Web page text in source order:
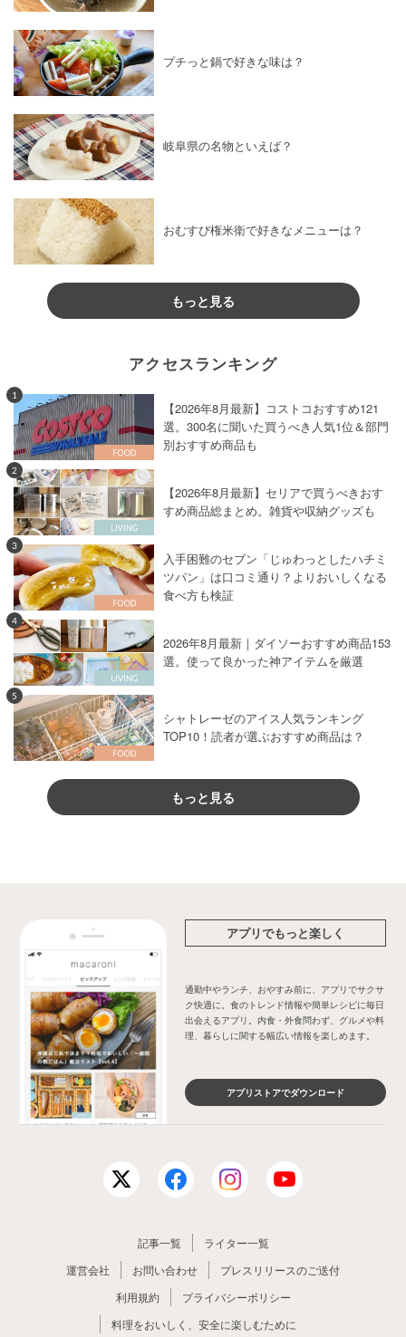
プチっと鍋で好きな味は？
岐阜県の名物といえば？
おむすび権米衛で好きなメニューは？
もっと見る
アクセスランキング
1
【2026年8月最新】コストコおすすめ121
選。300名に聞いた買うべき人気1位＆部門
別おすすめ商品も
2
【2026年8月最新】セリアで買うべきおす
すめ商品総まとめ。雑貨や収納グッズも
3
入手困難のセブン「じゅわっとしたハチミ
ツパン」は口コミ通り？よりおいしくなる
食べ方も検証
4
2026年8月最新｜ダイソーおすすめ商品153
選。使って良かった神アイテムを厳選
5
シャトレーゼのアイス人気ランキング
TOP10！読者が選ぶおすすめ商品は？
もっと見る
アプリでもっと楽しく
通勤中やランチ、おやすみ前に、アプリでサクサ
ク快適に。食のトレンド情報や簡単レシピに毎日
出会えるアプリ。内食・外食問わず、グルメや料
理、暮らしに関する幅広い情報を楽しめます。
アプリストアでダウンロード
記事一覧
ライター一覧
運営会社
お問い合わせ
プレスリリースのご送付
利用規約
プライバシーポリシー
料理をおいしく、安全に楽しむために